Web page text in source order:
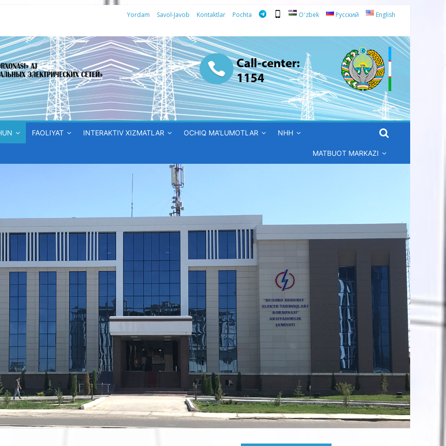
Yordam Savol-Javob Kontaktlar Pochta Oʻzbek Русский English
FAOLIYAT INTERAKTIV XIZMATLAR OCHIQ MA’LUMOTLAR NHH
MATBUOT MARKAZI